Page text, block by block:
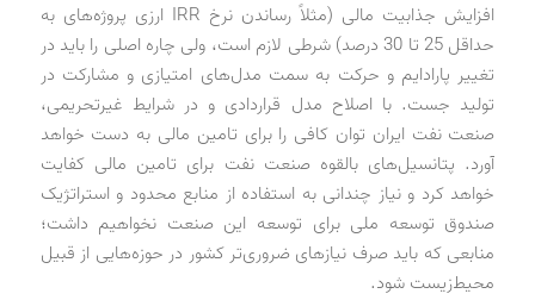
افزایش جذابیت مالی (مثلاً رساندن نرخ IRR ارزی پروژه‌های به
حداقل 25 تا 30 درصد) شرطی لازم است، ولی چاره اصلی را باید در
تغییر پارادایم و حرکت به سمت مدل‌های امتیازی و مشارکت در
تولید جست. با اصلاح مدل قراردادی و در شرایط غیرتحریمی،
صنعت نفت ایران توان کافی را برای تامین مالی به دست خواهد
آورد. پتانسیل‌های بالقوه صنعت نفت برای تامین مالی کفایت
خواهد کرد و نیاز چندانی به استفاده از منابع محدود و استراتژیک
صندوق توسعه ملی برای توسعه این صنعت نخواهیم داشت؛
منابعی که باید صرف نیازهای ضروری‌تر کشور در حوزه‌هایی از قبیل
محیط‌زیست شود.